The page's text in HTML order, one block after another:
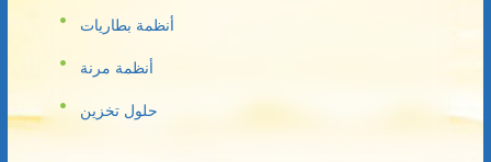
أنظمة بطاريات
أنظمة مرنة
حلول تخزين